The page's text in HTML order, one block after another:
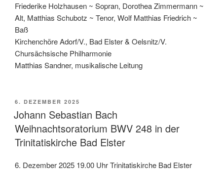
Friederike Holzhausen ~ Sopran, Dorothea Zimmermann ~
Alt, Matthias Schubotz ~ Tenor, Wolf Matthias Friedrich ~
Baß
Kirchenchöre Adorf/V., Bad Elster & Oelsnitz/V.
Chursächsische Philharmonie
Matthias Sandner, musikalische Leitung
VERÖFFENTLICHT
AM
6. DEZEMBER 2025
Johann Sebastian Bach
Weihnachtsoratorium BWV 248 in der
Trinitatiskirche Bad Elster
6. Dezember 2025 19.00 Uhr Trinitatiskirche Bad Elster